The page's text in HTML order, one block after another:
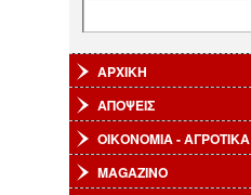
ΑΡΧΙΚΗ
ΑΠΟΨΕΙΣ
ΟΙΚΟΝΟΜΙΑ - ΑΓΡΟΤΙΚΑ
MAGAZINO